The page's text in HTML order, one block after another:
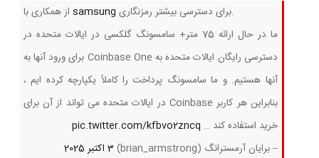
samsung
برای دسترسی بیشتر رمزنگاری.
ما در حال ارائه 75 متر+ سامسونگ گلکسی در ایالات متحده در
دسترسی رایگان ایالات متحده به Coinbase One برای ورود آنها به
آنها هستیم. و ما سامسونگ پرداخت را کاملاً یکپارچه کرده ایم ،
بنابراین هر کاربر Coinbase در ایالات متحده می تواند از آن برای
خرید استفاده کند … pic.twitter.com/kfbvo2zncq
– برایان آرمسترانگ (brian_armstrong)
3 اکتبر 2025